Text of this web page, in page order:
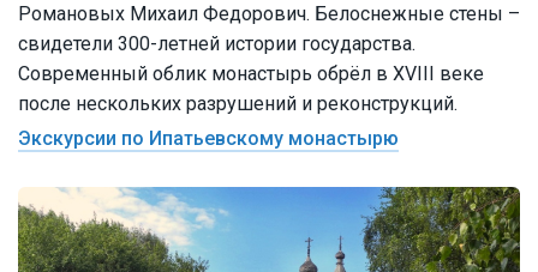
Романовых Михаил Федорович. Белоснежные стены –
свидетели 300-летней истории государства.
Современный облик монастырь обрёл в XVIII веке
после нескольких разрушений и реконструкций.
Экскурсии по Ипатьевскому монастырю